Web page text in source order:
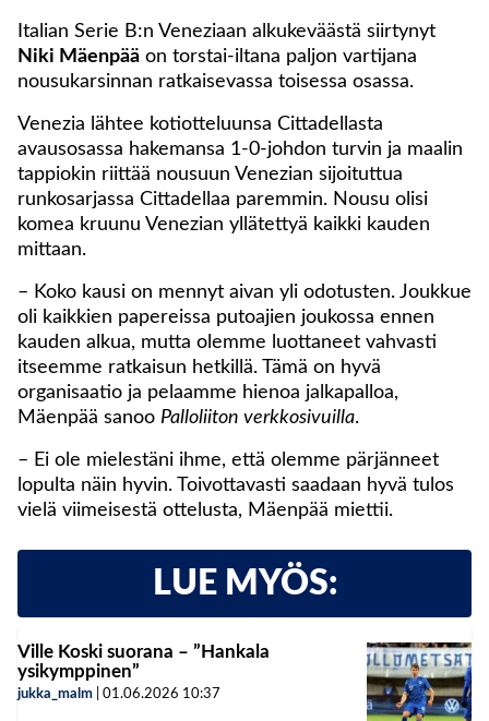
Italian Serie B:n Veneziaan alkukeväästä siirtynyt
Niki Mäenpää on torstai-iltana paljon vartijana
nousukarsinnan ratkaisevassa toisessa osassa.
Venezia lähtee kotiotteluunsa Cittadellasta
avausosassa hakemansa 1-0-johdon turvin ja maalin
tappiokin riittää nousuun Venezian sijoituttua
runkosarjassa Cittadellaa paremmin. Nousu olisi
komea kruunu Venezian yllätettyä kaikki kauden
mittaan.
– Koko kausi on mennyt aivan yli odotusten. Joukkue
oli kaikkien papereissa putoajien joukossa ennen
kauden alkua, mutta olemme luottaneet vahvasti
itseemme ratkaisun hetkillä. Tämä on hyvä
organisaatio ja pelaamme hienoa jalkapalloa,
Mäenpää sanoo Palloliiton verkkosivuilla.
– Ei ole mielestäni ihme, että olemme pärjänneet
lopulta näin hyvin. Toivottavasti saadaan hyvä tulos
vielä viimeisestä ottelusta, Mäenpää miettii.
LUE MYÖS:
Ville Koski suorana – ”Hankala
ysikymppinen”
jukka_malm 01.06.2026 10:37